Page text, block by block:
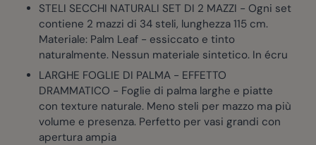
STELI SECCHI NATURALI SET DI 2 MAZZI - Ogni set
contiene 2 mazzi di 34 steli, lunghezza 115 cm.
Materiale: Palm Leaf - essiccato e tinto
naturalmente. Nessun materiale sintetico. In écru
LARGHE FOGLIE DI PALMA - EFFETTO
DRAMMATICO - Foglie di palma larghe e piatte
con texture naturale. Meno steli per mazzo ma più
volume e presenza. Perfetto per vasi grandi con
apertura ampia